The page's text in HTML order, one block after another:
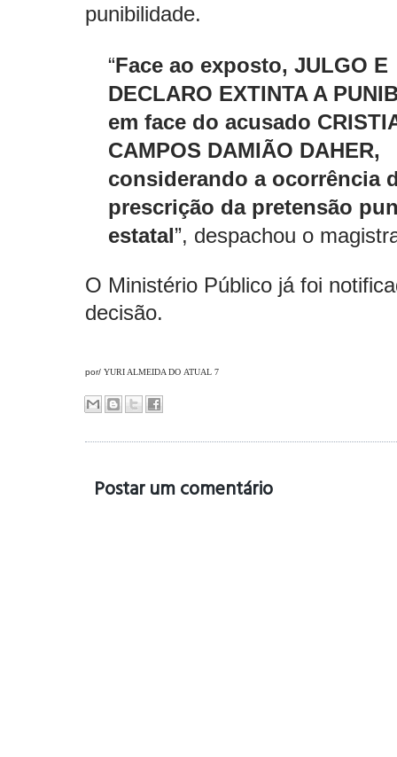
punibilidade.
“Face ao exposto, JULGO E
DECLARO EXTINTA A
em face do acusado
CAMPOS DAMIÃO DAHER,
considerando a ocorrência
prescrição da pretensão
estatal”, despachou o
O Ministério Público já foi
decisão.
por/ YURI ALMEIDA DO ATUAL 7
Postar um comentário